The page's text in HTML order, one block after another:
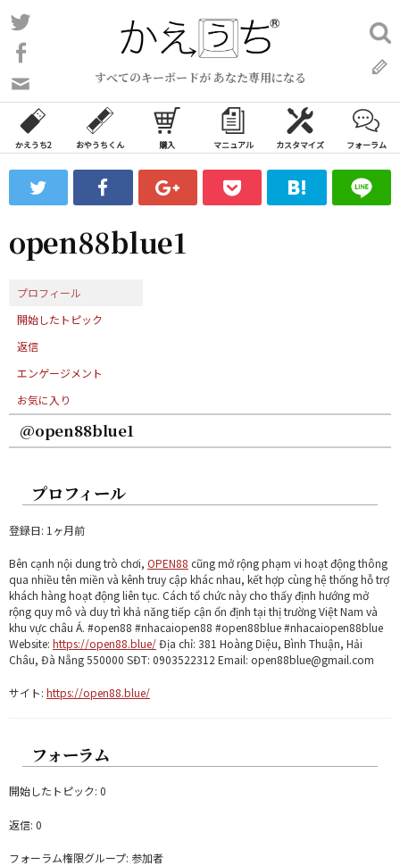
コ
ン
ン
ツ
ス
ッ
すべてのキーボードが あなた専用になる
い
合
わ
フ
ォ
ム
検
索:
かえうち2 おやうちくん 購入 マニュアル カスタマイズ フォーラム
open88blue1
プロフィール
開始したトピック
返信
エンゲージメント
お気に入り
@open88blue1
プロフィール
登録日: 1ヶ月前
Bên cạnh nội dung trò chơi, OPEN88 cũng mở rộng phạm vi hoạt động thông
qua nhiều tên miền và kênh truy cập khác nhau, kết hợp cùng hệ thống hỗ trợ
khách hàng hoạt động liên tục. Cách tổ chức này cho thấy định hướng mở
rộng quy mô và duy trì khả năng tiếp cận ổn định tại thị trường Việt Nam và
khu vực châu Á. #open88 #nhacaiopen88 #open88blue #nhacaiopen88blue
Website: https://open88.blue/Địa chỉ: 381 Hoàng Diệu, Bình Thuận, Hải
Châu, Đà Nẵng 550000 SĐT: 0903522312 Email: open88blue@gmail.com
サイト: https://open88.blue/
フォーラム
開始したトピック: 0
返信: 0
フォーラム権限グループ: 参加者